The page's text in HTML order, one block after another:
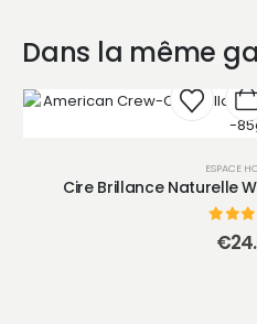
Dans la même
ESPACE
Cire Brillance Naturelle
sur
€